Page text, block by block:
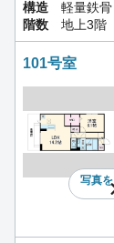
構造
軽量鉄骨
階数
地上3階
101号室
写真を